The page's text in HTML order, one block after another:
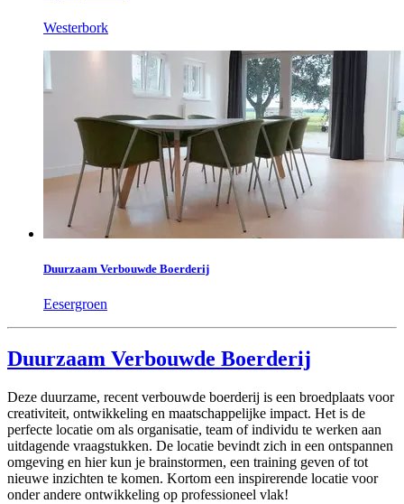
Westerbork
Duurzaam Verbouwde Boerderij
Eesergroen
Duurzaam Verbouwde Boerderij
Deze duurzame, recent verbouwde boerderij is een broedplaats voor
creativiteit, ontwikkeling en maatschappelijke impact. Het is de
perfecte locatie om als organisatie, team of individu te werken aan
uitdagende vraagstukken. De locatie bevindt zich in een ontspannen
omgeving en hier kun je brainstormen, een training geven of tot
nieuwe inzichten te komen. Kortom een inspirerende locatie voor
onder andere ontwikkeling op professioneel vlak!